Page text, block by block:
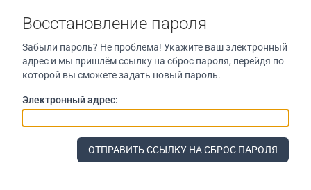
Восстановление пароля
Забыли пароль? Не проблема! Укажите ваш электронный
адрес и мы пришлём ссылку на сброс пароля, перейдя по
которой вы сможете задать новый пароль.
Электронный адрес:
ОТПРАВИТЬ ССЫЛКУ НА СБРОС ПАРОЛЯ